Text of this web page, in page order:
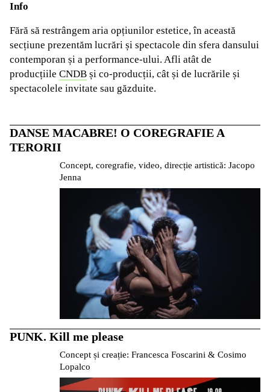
Info
Fără să restrângem aria opțiunilor estetice, în această
secțiune prezentăm lucrări și spectacole din sfera dansului
contemporan și a performance-ului. Afli atât de
producțiile CNDB și co-producții, cât și de lucrările și
spectacolele invitate sau găzduite.
DANSE MACABRE! O COREGRAFIE A
TERORII
Concept, coregrafie, video, direcție artistică: Jacopo
Jenna
PUNK. Kill me please
Concept și creație: Francesca Foscarini & Cosimo
Lopalco